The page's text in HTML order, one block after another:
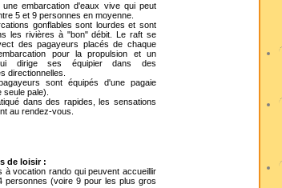
embarcation d'eaux vive qui peut
5 et 9 personnes en moyenne.
gonflables sont lourdes et sont
les rivières à "bon" débit. Le raft se
des pagayeurs placés de chaque
pour la propulsion et un
dirige ses équipier dans des
directionnelles.
sont équipés d'une pagaie
seule pale).
dans des rapides, les sensations
au rendez-vous.
de loisir :
à vocation rando qui peuvent accueillir
personnes (voire 9 pour les plus gros